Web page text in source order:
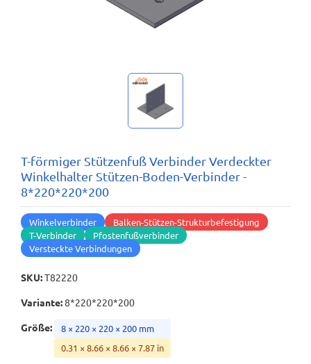
T-förmiger Stützenfuß Verbinder Verdeckter
Winkelhalter Stützen-Boden-Verbinder -
8*220*220*200
Winkelverbinder
Balken-Stützen-Strukturbefestigung
T-Verbinder
Pfostenfußverbinder
Versteckte Verbindungen
SKU:T82220
Variante:8*220*220*200
Größe:
8 × 220 × 220 × 200 mm
0.31 × 8.66 × 8.66 × 7.87 in